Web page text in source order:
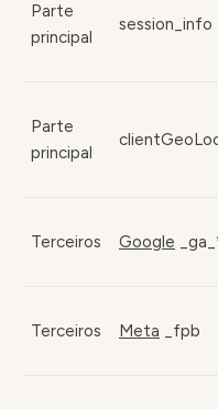
Parte
principal
session_info
Parte
principal
Terceiros Google
Terceiros Meta _fpb